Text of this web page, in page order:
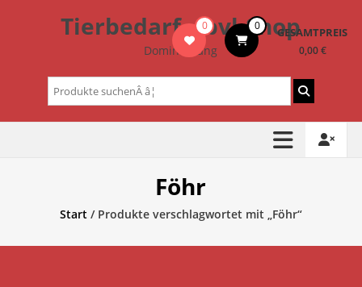
Tierbedarf – bvl-Shop
Dominik Lang
0 0 GESAMTPREIS
0,00 €
Suchen
nach:
Föhr
Start/ Produkte verschlagwortet mit „Föhr“